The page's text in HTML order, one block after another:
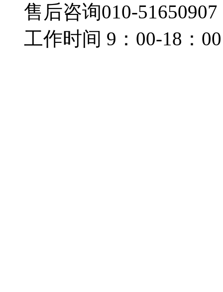
售后咨询010-51650907
工作时间 9：00-18：00